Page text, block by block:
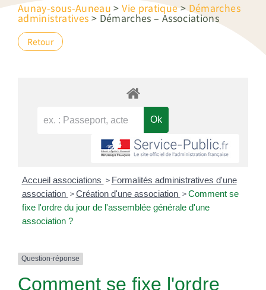
Aunay-sous-Auneau >Vie pratique>Démarches
administratives > Démarches – Associations
Retour
Accueil associations > Formalités administratives d'une
association > Création d'une association > Comment se
fixe l'ordre du jour de l'assemblée générale d'une
association ?
Question-réponse
Comment se fixe l'ordre